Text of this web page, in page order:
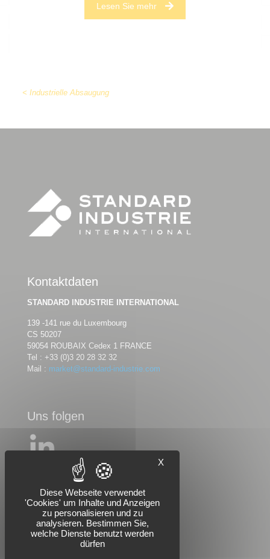
Lesen Sie mehr
< Industrielle Absaugung
Kontaktdaten
STANDARD INDUSTRIE INTERNATIONAL
139 -141 rue du Luxembourg
CS 50207
59054 ROUBAIX Cedex 1 FRANCE
Tel : +33 (0)3 20 28 32 32
Mail : market@standard-industrie.com
Uns folgen
X
Diese Webseite verwendet
'Cookies' um Inhalte und Anzeigen
zu personalisieren und zu
analysieren. Bestimmen Sie,
welche Dienste benutzt werden
dürfen